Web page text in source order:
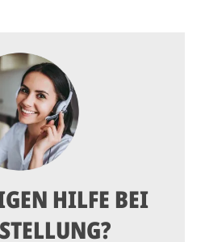
HILFE BEI